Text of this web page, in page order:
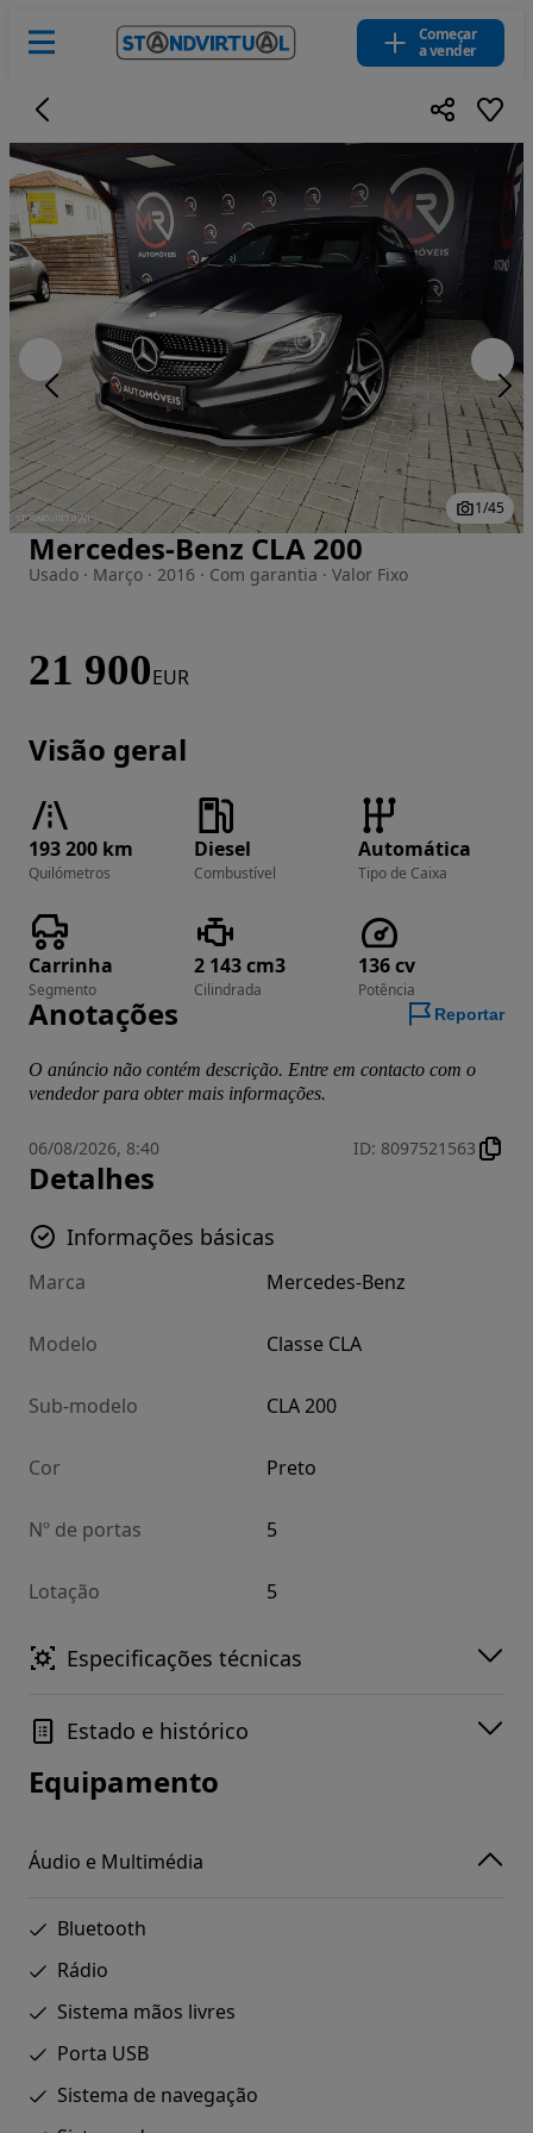
Começar
a vender
Imagem 1 de 45
1/45
Mercedes-Benz CLA 200
Usado · Março · 2016 · Com garantia · Valor Fixo
21 900EUR
Visão geral
193 200 km
Quilómetros
Diesel
Combustível
Automática
Tipo de Caixa
Carrinha
Segmento
2 143 cm3
Cilindrada
136 cv
Potência
Anotações Reportar
O anúncio não contém descrição. Entre em contacto com o
vendedor para obter mais informações.
06/08/2026, 8:40 ID: 8097521563
Detalhes
Informações básicas
Marca Mercedes-Benz
Modelo Classe CLA
Sub-modelo CLA 200
Cor Preto
Nº de portas 5
Lotação 5
Especificações técnicas
Estado e histórico
Equipamento
Áudio e Multimédia
Bluetooth
Rádio
Sistema mãos livres
Porta USB
Sistema de navegação